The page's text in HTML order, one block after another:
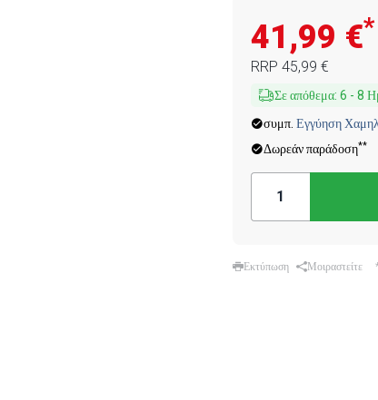
41,99 €*
RRP 45,99 €
Σε απόθεμα: 6 - 8
συμπ. Εγγύηση
Δωρεάν παράδοση**
Εκτύπωση Μοιραστείτε